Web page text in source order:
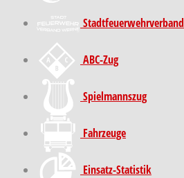
Stadt­feuer­wehr­verband
ABC-Zug
Spielmannszug
Fahrzeuge
Einsatz-Statistik